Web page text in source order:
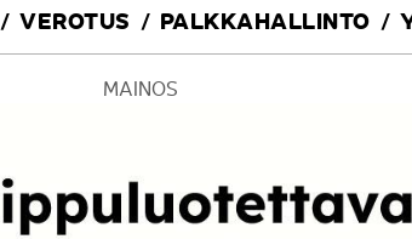
VEROTUS PALKKAHALLINTO
MAINOS